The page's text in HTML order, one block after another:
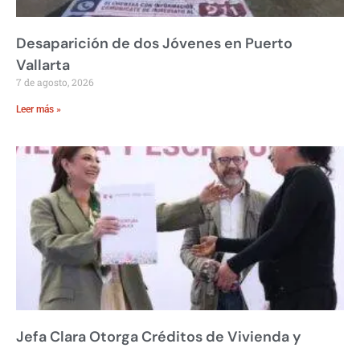
Desaparición de dos Jóvenes en Puerto
Vallarta
7 de agosto, 2026
Leer más »
Jefa Clara Otorga Créditos de Vivienda y